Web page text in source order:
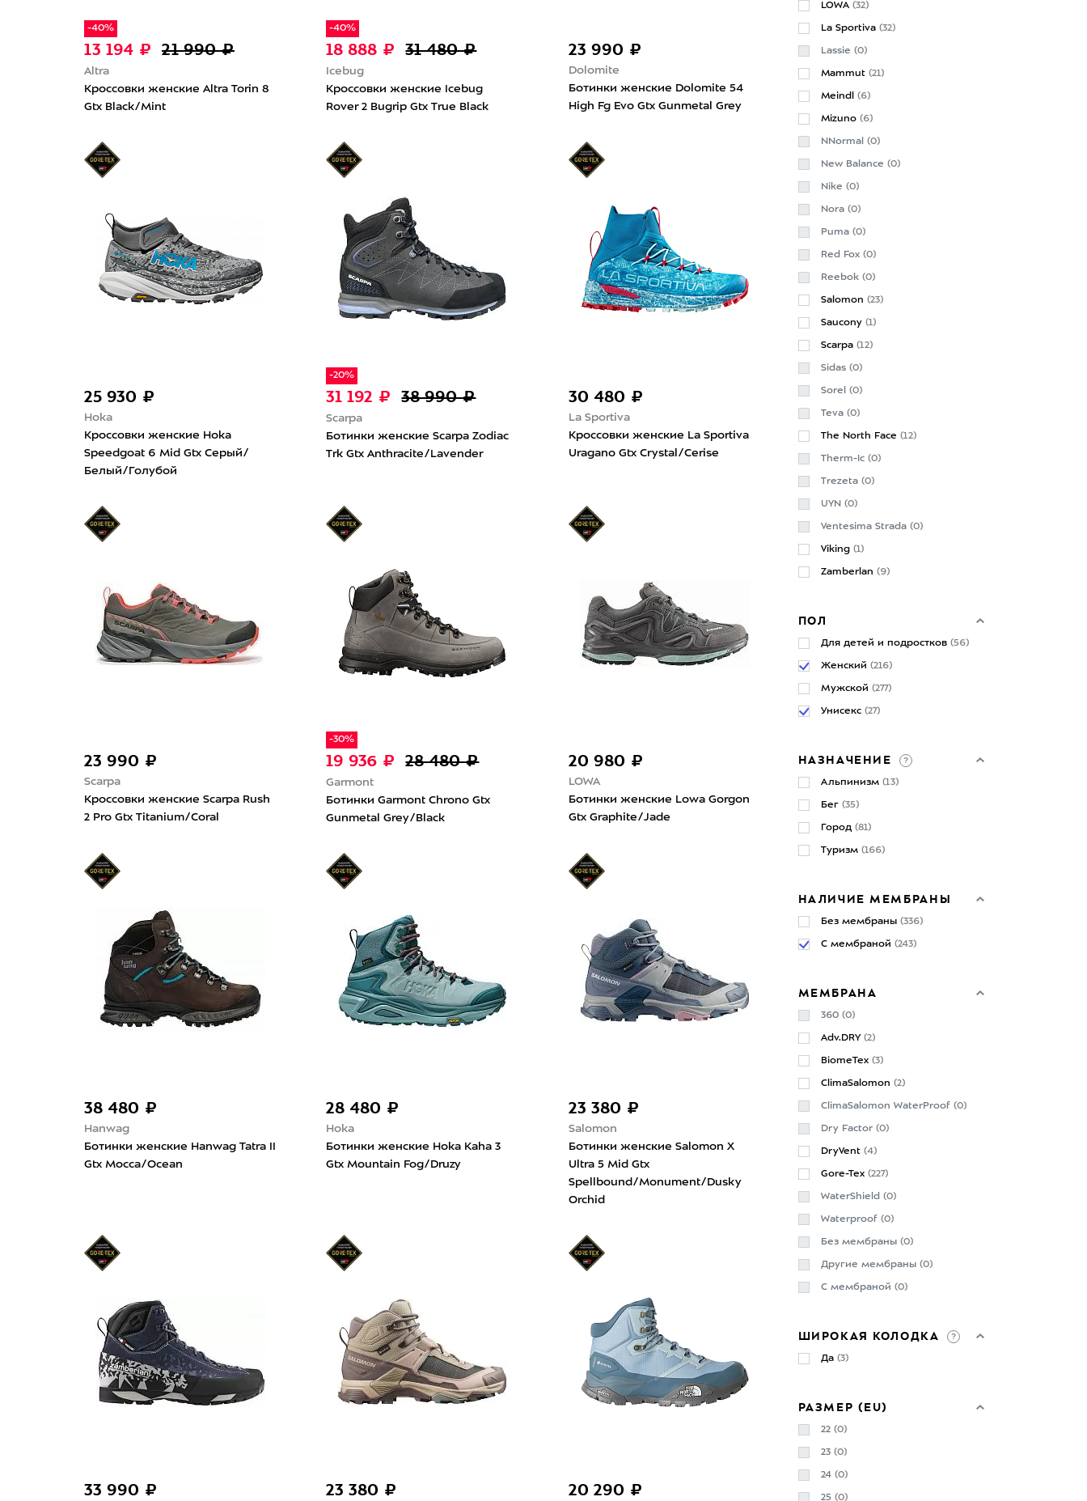
-40%
13 194 ₽ 21 990 ₽
Altra
Кроссовки женские Altra Torin 8
Gtx Black/Mint
-40%
18 888 ₽31 480 ₽
Icebug
Кроссовки женские Icebug
Rover 2 Bugrip Gtx True Black
23 990 ₽
Dolomite
Ботинки женские Dolomite 54
High Fg Evo Gtx Gunmetal Grey
25 930 ₽
Hoka
Кроссовки женские Hoka
Speedgoat 6 Mid Gtx Серый/
Белый/Голубой
-20%
31 192 ₽38 990 ₽
Scarpa
Ботинки женские Scarpa Zodiac
Trk Gtx Anthracite/Lavender
30 480 ₽
La Sportiva
Кроссовки женские La Sportiva
Uragano Gtx Crystal/Cerise
23 990 ₽
Scarpa
Кроссовки женские Scarpa Rush
2 Pro Gtx Titanium/Coral
-30%
19 936 ₽28 480 ₽
Garmont
Ботинки Garmont Chrono Gtx
Gunmetal Grey/Black
20 980 ₽
LOWA
Ботинки женские Lowa Gorgon
Gtx Graphite/Jade
38 480 ₽
Hanwag
Ботинки женские Hanwag Tatra II
Gtx Mocca/Ocean
28 480 ₽
Hoka
Ботинки женские Hoka Kaha 3
Gtx Mountain Fog/Druzy
23 380 ₽
Salomon
Ботинки женские Salomon X
Ultra 5 Mid Gtx
Spellbound/Monument/Dusky
Orchid
33 990 ₽ 23 380 ₽ 20 290 ₽
LOWA (32)
La Sportiva (32)
Lassie (0)
Mammut (21)
Meindl (6)
Mizuno (6)
NNormal (0)
New Balance (0)
Nike (0)
Nora (0)
Puma (0)
Red Fox (0)
Reebok (0)
Salomon (23)
Saucony (1)
Scarpa (12)
Sidas (0)
Sorel (0)
Teva (0)
The North Face (12)
Therm-Ic (0)
Trezeta (0)
UYN (0)
Ventesima Strada (0)
Viking (1)
Zamberlan (9)
ПОЛ
Для детей и подростков (56)
Женский (216)
Мужской (277)
Унисекс (27)
НАЗНАЧЕНИЕ
Альпинизм (13)
Бег (35)
Город (81)
Туризм (166)
НАЛИЧИЕ МЕМБРАНЫ
Без мембраны (336)
С мембраной (243)
МЕМБРАНА
360 (0)
Adv.DRY (2)
BiomeTex (3)
ClimaSalomon (2)
ClimaSalomon WaterProof (0)
Dry Factor (0)
DryVent (4)
Gore-Tex (227)
WaterShield (0)
Waterproof (0)
Без мембраны (0)
Другие мембраны (0)
С мембраной (0)
ШИРОКАЯ КОЛОДКА
Да (3)
РАЗМЕР (EU)
22 (0)
23 (0)
24 (0)
25 (0)